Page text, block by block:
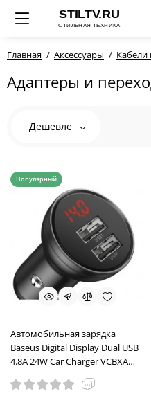
Главная Аксессуары Кабели
Адаптеры и
Дешевле
Популярный
Автомобильная зарядка
Baseus Digital Display Dual USB
4.8A 24W Car Charger VCBXA